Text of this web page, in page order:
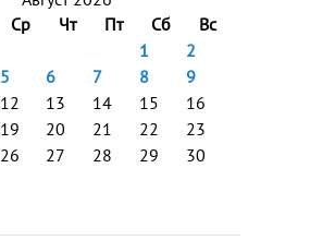
Ср Чт Пт Сб
Вс
1
2
5 6 7 8
9
12 13 14 15
16
19 20 21 22
23
26 27 28 29
30